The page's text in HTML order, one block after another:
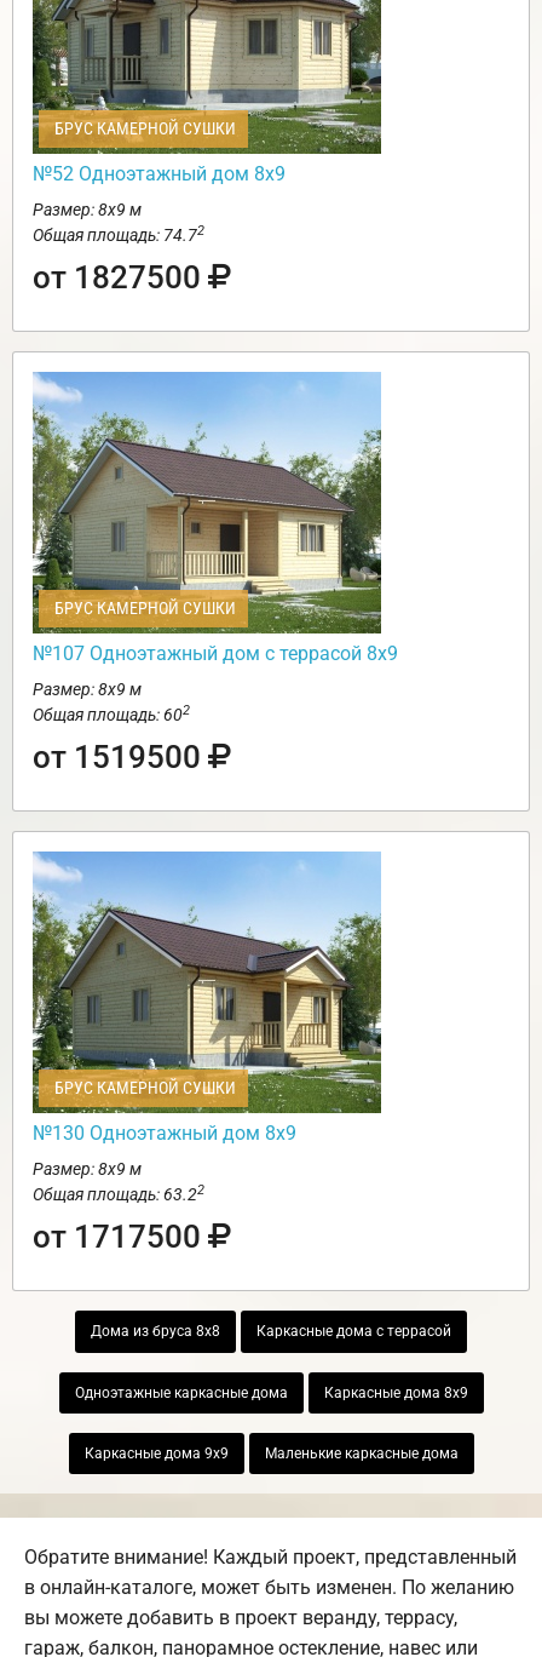
БРУС КАМЕРНОЙ СУШКИ
№52 Одноэтажный дом 8х9
Размер: 8х9 м
Общая площадь: 74.72
от 1827500
БРУС КАМЕРНОЙ СУШКИ
№107 Одноэтажный дом с террасой 8х9
Размер: 8х9 м
Общая площадь: 602
от 1519500
БРУС КАМЕРНОЙ СУШКИ
№130 Одноэтажный дом 8х9
Размер: 8х9 м
Общая площадь: 63.22
от 1717500
Дома из бруса 8х8 Каркасные дома с террасой
Одноэтажные каркасные дома Каркасные дома 8х9
Каркасные дома 9х9 Маленькие каркасные дома
Обратите внимание! Каждый проект, представленный
в онлайн-каталоге, может быть изменен. По желанию
вы можете добавить в проект веранду, террасу,
гараж, балкон, панорамное остекление, навес или